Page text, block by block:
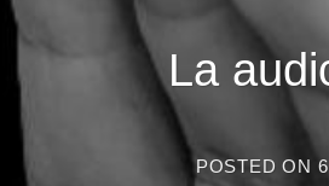
La
POSTED ON